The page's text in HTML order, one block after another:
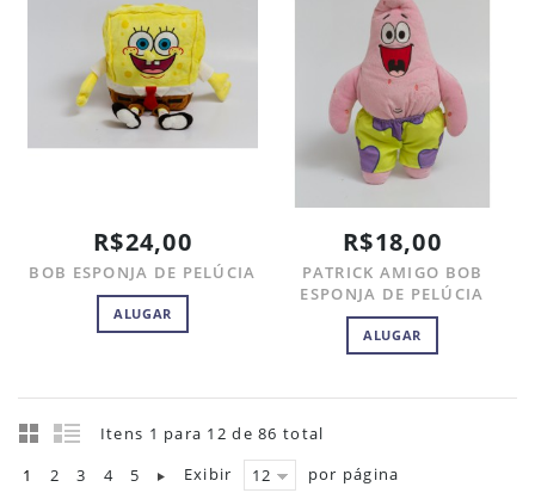
R$24,00
BOB ESPONJA DE PELÚCIA
ALUGAR
R$18,00
PATRICK AMIGO BOB
ESPONJA DE PELÚCIA
ALUGAR
Itens 1 para 12 de 86 total
1
2 3 4 5 Exibir 12 por página